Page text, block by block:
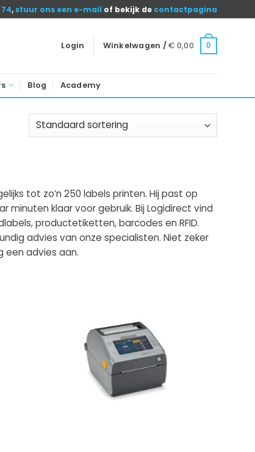
, stuur ons een e-mail of bekijk de contactpagina
Login Winkelwagen /€ 0,00 0
Blog Academy
tot zo’n 250 labels printen. Hij past op
minuten klaar voor gebruik. Bij Logidirect vind
productetiketten, barcodes en RFID.
advies van onze specialisten. Niet zeker
een advies aan.